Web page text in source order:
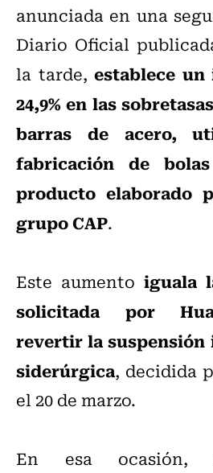
anunciada en una
Diario Oficial
la tarde,establece
24,9% en las
barras de acero,
fabricación de
producto elaborado
grupo CAP.
Este aumento iguala
solicitada por
revertir la suspensión
siderúrgica, decidida
el 20 de marzo.
En esa ocasión,